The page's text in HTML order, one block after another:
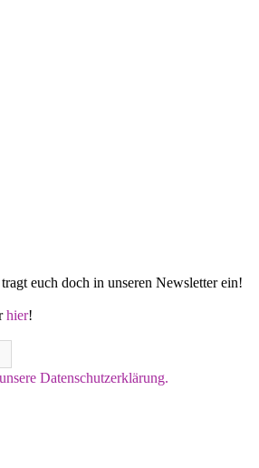
euch doch in unseren Newsletter ein!
hier!
Datenschutzerklärung.